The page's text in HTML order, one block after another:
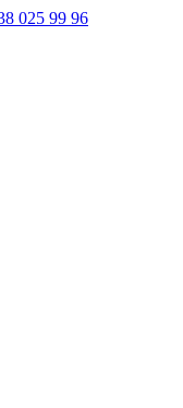
025 99 96